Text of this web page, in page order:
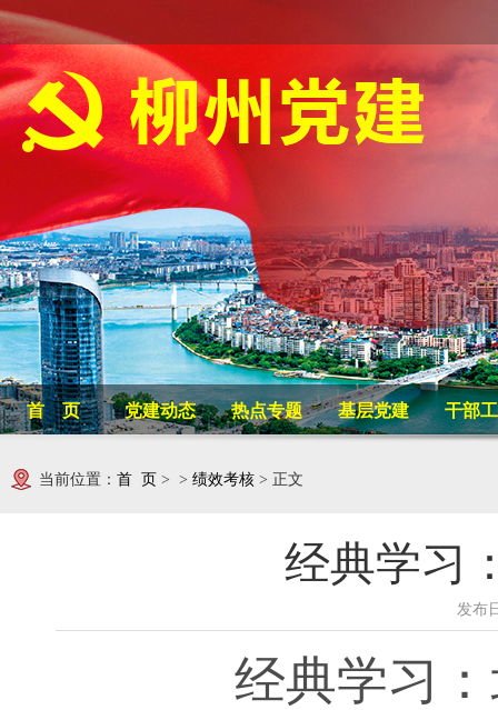
首 页 党建动态 热点专题 基层党建 干部
当前位置： 首 页 > > 绩效考核 > 正文
经典学习
发布
经典学习